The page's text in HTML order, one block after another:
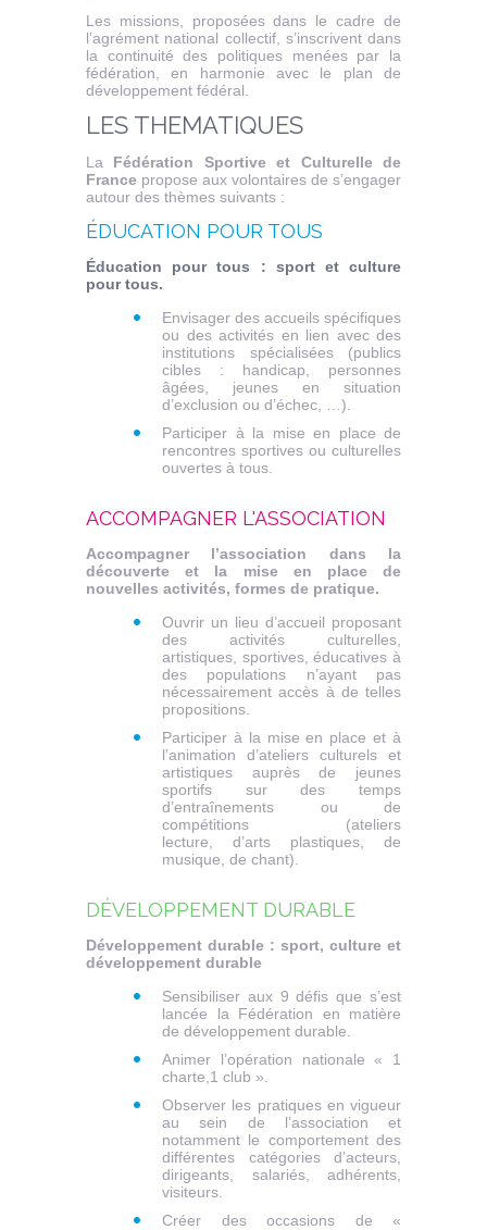
Les missions, proposées dans le cadre de
l’agrément national collectif, s’inscrivent dans
la continuité des politiques menées par la
fédération, en harmonie avec le plan de
développement fédéral.
LES THEMATIQUES
La Fédération Sportive et Culturelle de
France propose aux volontaires de s’engager
autour des thèmes suivants :
ÉDUCATION POUR TOUS
Éducation pour tous : sport et culture
pour tous.
Envisager des accueils spécifiques
ou des activités en lien avec des
institutions spécialisées (publics
cibles : handicap, personnes
âgées, jeunes en situation
d’exclusion ou d’échec, …).
Participer à la mise en place de
rencontres sportives ou culturelles
ouvertes à tous.
ACCOMPAGNER L'ASSOCIATION
Accompagner l’association dans la
découverte et la mise en place de
nouvelles activités, formes de pratique.
Ouvrir un lieu d’accueil proposant
des activités culturelles,
artistiques, sportives, éducatives à
des populations n’ayant pas
nécessairement accès à de telles
propositions.
Participer à la mise en place et à
l’animation d’ateliers culturels et
artistiques auprès de jeunes
sportifs sur des temps
d’entraînements ou de
compétitions (ateliers
lecture, d’arts plastiques, de
musique, de chant).
DÉVELOPPEMENT DURABLE
Développement durable : sport, culture et
développement durable
Sensibiliser aux 9 défis que s’est
lancée la Fédération en matière
de développement durable.
Animer l’opération nationale « 1
charte,1 club ».
Observer les pratiques en vigueur
au sein de l’association et
notamment le comportement des
différentes catégories d’acteurs,
dirigeants, salariés, adhérents,
visiteurs.
Créer des occasions de «